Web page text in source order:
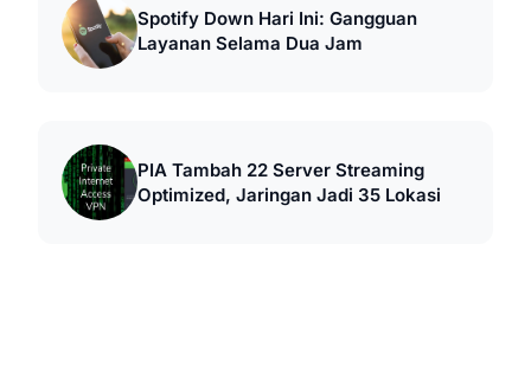
Spotify Down Hari Ini: Gangguan
Layanan Selama Dua Jam
PIA Tambah 22 Server Streaming
Optimized, Jaringan Jadi 35 Lokasi